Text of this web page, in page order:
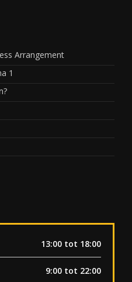
Arrangement
1
13:00 tot 18:00
9:00 tot 22:00